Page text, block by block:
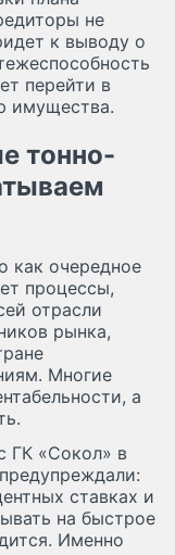
не
к выводу о
перейти в
имущества.
тонно-
как очередное
процессы,
отрасли
рынка,
Многие
а
ГК «Сокол» в
ставках и
на быстрое
Именно